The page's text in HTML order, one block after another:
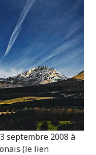
septembre 2008 à
(le lien